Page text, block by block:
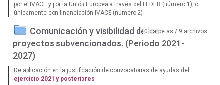
por el IVACE y por la Unión Europea a través del FEDER (número 1), o
únicamente con financiación IVACE (número 2)
Comunicación y visibilidad de los
proyectos subvencionados. (Periodo 2021-
2027)
0 carpetas / 9 archivos
De aplicación en la justificación de convocatorias de ayudas del
ejercicio 2021 y posteriores